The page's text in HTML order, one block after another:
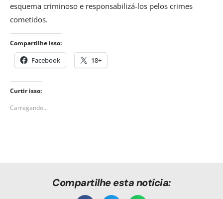
esquema criminoso e responsabilizá-los pelos crimes
cometidos.
Compartilhe isso:
Facebook 18+
Curtir isso:
Carregando...
Compartilhe esta notícia: